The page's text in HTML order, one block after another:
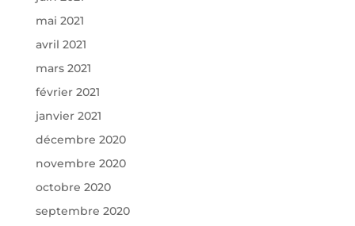
mai 2021
avril 2021
mars 2021
février 2021
janvier 2021
décembre 2020
novembre 2020
octobre 2020
septembre 2020